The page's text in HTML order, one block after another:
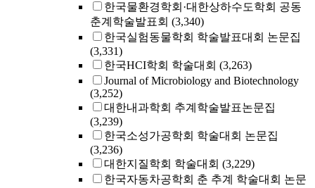
한국물환경학회·대한상하수도학회 공동
춘계학술발표회 (3,340)
한국실험동물학회 학술발표대회 논문집
(3,331)
한국HCI학회 학술대회 (3,263)
Journal of Microbiology and Biotechnology
(3,252)
대한내과학회 추계학술발표논문집
(3,239)
한국소성가공학회 학술대회 논문집
(3,236)
대한지질학회 학술대회 (3,229)
한국자동차공학회 춘 추계 학술대회 논문